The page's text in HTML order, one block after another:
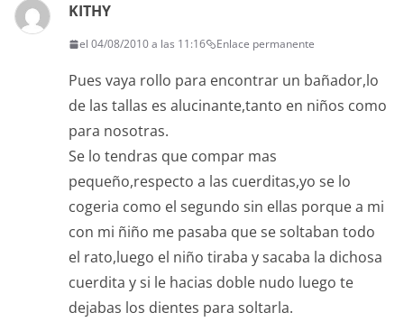
KITHY
el 04/08/2010 a las 11:16 Enlace permanente
Pues vaya rollo para encontrar un bañador,lo
de las tallas es alucinante,tanto en niños como
para nosotras.
Se lo tendras que compar mas
pequeño,respecto a las cuerditas,yo se lo
cogeria como el segundo sin ellas porque a mi
con mi ñiño me pasaba que se soltaban todo
el rato,luego el niño tiraba y sacaba la dichosa
cuerdita y si le hacias doble nudo luego te
dejabas los dientes para soltarla.